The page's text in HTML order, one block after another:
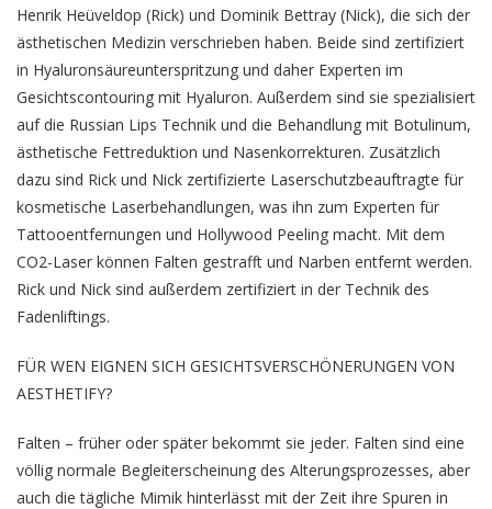
Henrik Heüveldop (Rick) und Dominik Bettray (Nick), die sich der
ästhetischen Medizin verschrieben haben. Beide sind zertifiziert
in Hyaluronsäureunterspritzung und daher Experten im
Gesichtscontouring mit Hyaluron. Außerdem sind sie spezialisiert
auf die Russian Lips Technik und die Behandlung mit Botulinum,
ästhetische Fettreduktion und Nasenkorrekturen. Zusätzlich
dazu sind Rick und Nick zertifizierte Laserschutzbeauftragte für
kosmetische Laserbehandlungen, was ihn zum Experten für
Tattooentfernungen und Hollywood Peeling macht. Mit dem
CO2-Laser können Falten gestrafft und Narben entfernt werden.
Rick und Nick sind außerdem zertifiziert in der Technik des
Fadenliftings.
FÜR WEN EIGNEN SICH GESICHTSVERSCHÖNERUNGEN VON
AESTHETIFY?
Falten – früher oder später bekommt sie jeder. Falten sind eine
völlig normale Begleiterscheinung des Alterungsprozesses, aber
auch die tägliche Mimik hinterlässt mit der Zeit ihre Spuren in